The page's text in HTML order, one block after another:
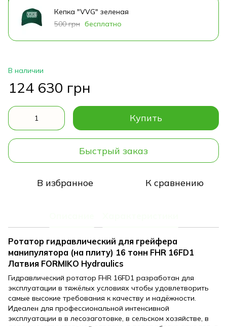
Кепка "VVG" зеленая
500 грн бесплатно
В наличии
124 630 грн
Купить
Быстрый заказ
В избранное К сравнению
Ротатор гидравлический для грейфера
манипулятора (на плиту) 16 тонн FHR 16FD1
Латвия FORMIKO Hydraulics
Гидравлический ротатор FHR 16FD1 разработан для
эксплуатации в тяжёлых условиях чтобы удовлетворить
самые высокие требования к качеству и надёжности.
Идеален для профессиональной интенсивной
эксплуатации в в лесозаготовке, в сельском хозяйстве, в